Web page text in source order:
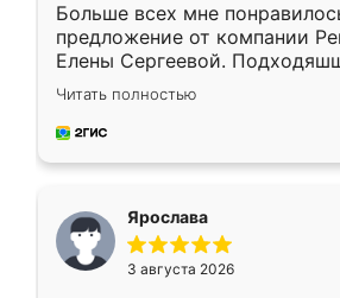
Больше всех мне
предложение от компании
Елены Сергеевой.
короткие сроки
для замера сотрудник
предложил по моему эскизу
Читать полностью
Ярослава
3 августа 2026